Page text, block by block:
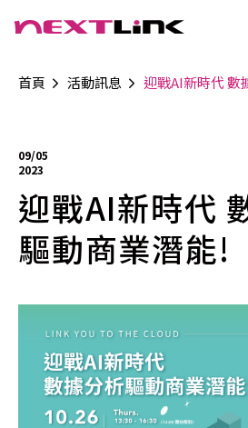
首頁 活動訊息 迎戰AI新時代 數
09/05
2023
迎戰AI新時代
驅動商業潛能!